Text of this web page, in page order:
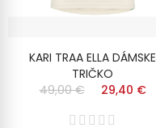
KARI TRAA ELLA DÁMSKE
TRIČKO
49,00 €
29,40 €